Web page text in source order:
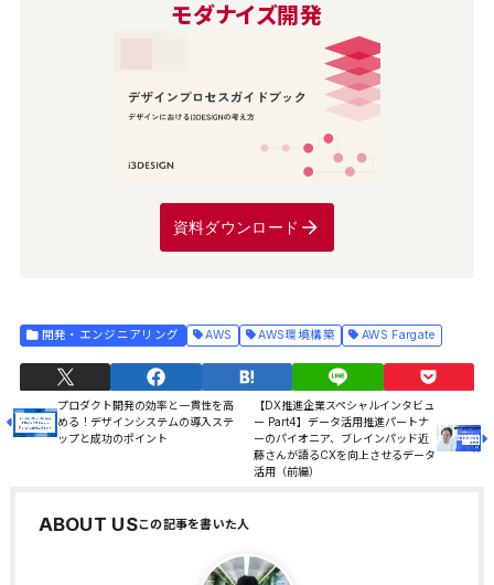
モダナイズ開発
資料ダウンロード
開発・エンジニアリング AWS AWS環境構築 AWS Fargate
プロダクト開発の効率と一貫性を高
める！デザインシステムの導入ステ
ップと成功のポイント
【DX推進企業スペシャルインタビュ
ー Part4】データ活用推進パートナ
ーのパイオニア、ブレインパッド近
藤さんが語るCXを向上させるデータ
活用（前編）
ABOUT US